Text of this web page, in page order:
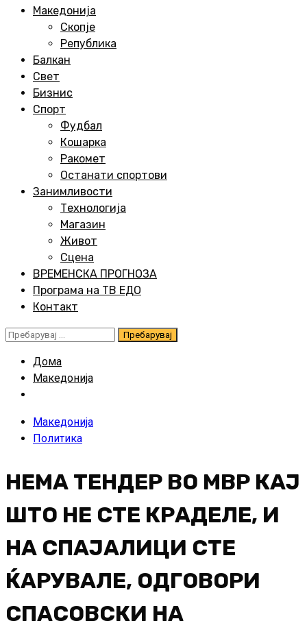
Македонија
Скопје
Република
Балкан
Свет
Бизнис
Спорт
Фудбал
Кошарка
Ракомет
Останати спортови
Занимливости
Технологија
Магазин
Живот
Сцена
ВРЕМЕНСКА ПРОГНОЗА
Програма на ТВ ЕДО
Контакт
Пребарувај
Дома
Македонија
Македонија
Политика
НЕМА ТЕНДЕР ВО МВР КАЈ
ШТО НЕ СТЕ КРАДЕЛЕ, И
НА СПАЈАЛИЦИ СТЕ
ЌАРУВАЛЕ, ОДГОВОРИ
СПАСОВСКИ НА